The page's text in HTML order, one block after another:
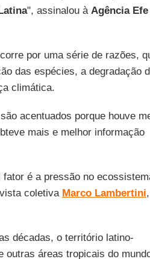
", assinalou à Agência Efe
por uma série de razões,
das espécies, a degradação
climática.
acentuados porque houve
mais e melhor informação
é a pressão no
coletiva Marco Lambertini,
décadas, o território latino-
outras áreas tropicais do